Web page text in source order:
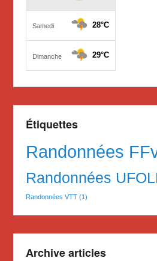
Étiquettes
Randonnées
Randonnées
Randonnées VTT (1)
Archive articles